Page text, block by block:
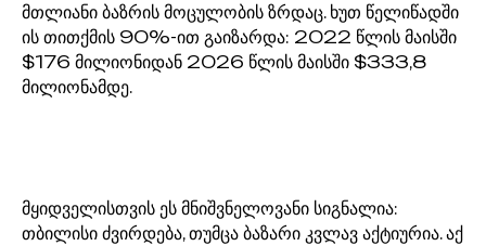
მთლიანი ბაზრის მოცულობის ზრდაც. ხუთ წელიწადში
ის თითქმის 90%-ით გაიზარდა: 2022 წლის მაისში
$176 მილიონიდან 2026 წლის მაისში $333,8
მილიონამდე.
მყიდველისთვის ეს მნიშვნელოვანი სიგნალია:
თბილისი ძვირდება, თუმცა ბაზარი კვლავ აქტიურია. აქ